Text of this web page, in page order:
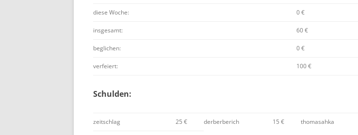
diese Woche: 0 €
insgesamt: 60 €
beglichen: 0 €
verfeiert: 100 €
Schulden:
zeitschlag 25 € derberberich 15 € thomasahka